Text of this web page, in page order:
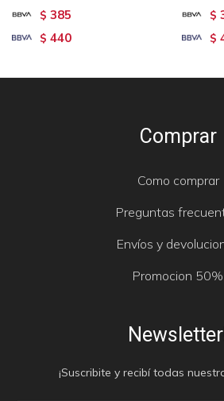
$ 385
$ 440
$
$
Comprar
Como comprar
Preguntas
Envíos y
Promocion 50%
¡Suscribite y recibí todas